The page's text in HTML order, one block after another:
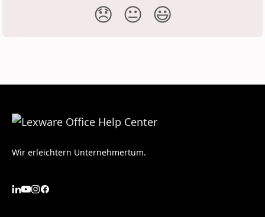
😞 😐 😃
Wir erleichtern Unternehmertum.